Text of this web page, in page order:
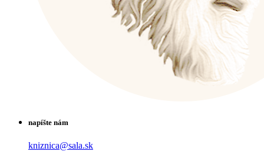
napíšte nám
kniznica@sala.sk